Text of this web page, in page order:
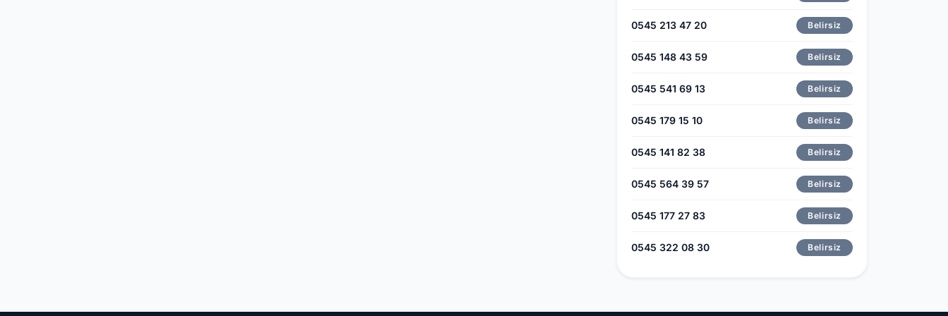
0545 213 47 20 Belirsiz
0545 148 43 59 Belirsiz
0545 541 69 13 Belirsiz
0545 179 15 10 Belirsiz
0545 141 82 38 Belirsiz
0545 564 39 57 Belirsiz
0545 177 27 83 Belirsiz
0545 322 08 30 Belirsiz